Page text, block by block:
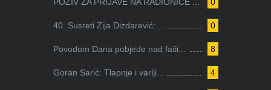
0
40. Susreti Zija Dizdarević: ...
8
Povodom Dana pobjede nad faši...
4
Goran Sarić: Tlapnje i varlji...